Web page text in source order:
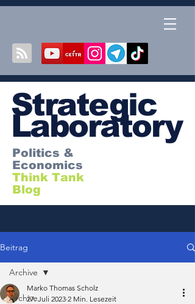
Strategic
Laboratory
Politics &
Economics
Think Tank
Blog
Beitrag
Archive
Archive
Marko Thomas Scholz
27. Juli 2023 2 Min. Lesezeit